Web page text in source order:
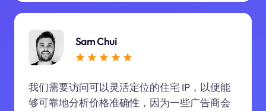
Sam Chui
我们需要访问可以灵活定位的住宅 IP，以便能
够可靠地分析价格准确性，因为一些广告商会